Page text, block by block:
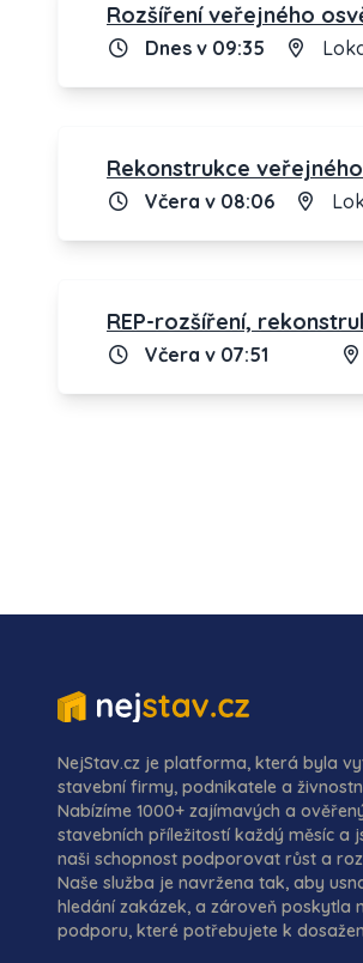
Rozšíření veřejného
Dnes v 09:35
Rekonstrukce
Včera v 08:06
REP-rozšíření,
Včera v 07:51
NejStav.cz je platforma, která byla
stavební firmy, podnikatele a
Nabízíme 1000+ zajímavých a
stavebních příležitostí každý měsíc a
naši schopnost podporovat růst a
Naše služba je navržena tak, aby
hledání zakázek, a zároveň poskytla
podporu, které potřebujete k